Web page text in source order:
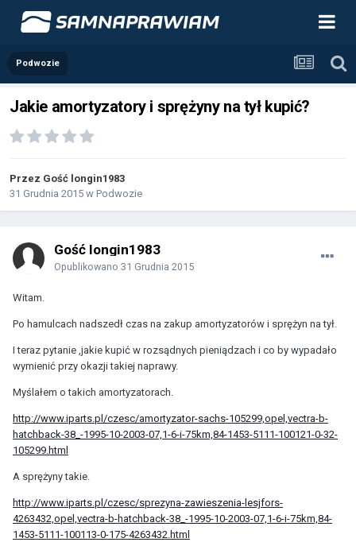
Podwozie
Jakie amortyzatory i sprężyny na tył kupić?
Przez Gość longin1983
31 Grudnia 2015 w Podwozie
Gość longin1983
Opublikowano 31 Grudnia 2015
Witam.
Po hamulcach nadszedł czas na zakup amortyzatorów i sprężyn na tył.
I teraz pytanie ,jakie kupić w rozsądnych pieniądzach i co by wypadało
wymienić przy okazji takiej naprawy.
Myślałem o takich amortyzatorach.
http://www.iparts.pl/czesc/amortyzator-sachs-105299,opel,vectra-b-
hatchback-38_-1995-10-2003-07,1-6-i-75km,84-1453-5111-100121-0-32-
105299.html
A sprężyny takie.
http://www.iparts.pl/czesc/sprezyna-zawieszenia-lesjfors-
4263432,opel,vectra-b-hatchback-38_-1995-10-2003-07,1-6-i-75km,84-
1453-5111-100113-0-175-4263432.html